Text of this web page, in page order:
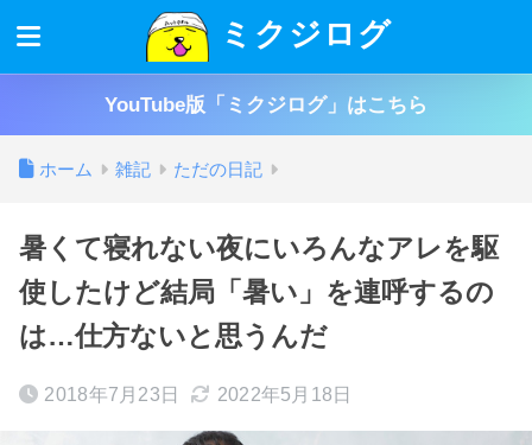
ミクジログ
YouTube版「ミクジログ」はこちら
ホーム 雑記 ただの日記
暑くて寝れない夜にいろんなアレを駆
使したけど結局「暑い」を連呼するの
は…仕方ないと思うんだ
2018年7月23日 2022年5月18日